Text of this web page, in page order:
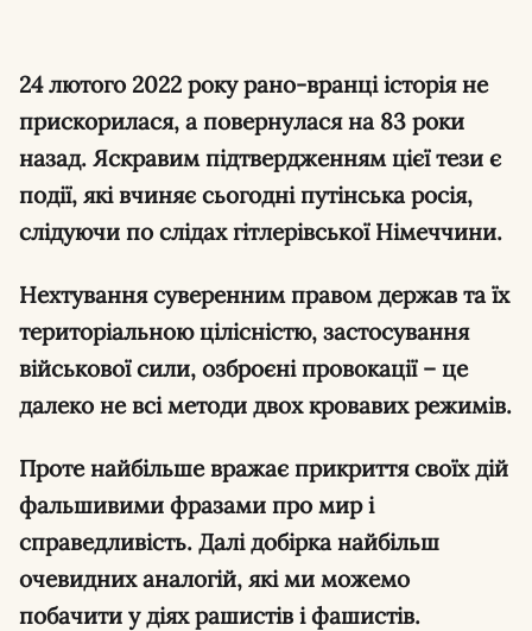
24 лютого 2022 року рано-вранці історія не
прискорилася, а повернулася на 83 роки
назад. Яскравим підтвердженням цієї тези є
події, які вчиняє сьогодні путінська росія,
слідуючи по слідах гітлерівської Німеччини.
Нехтування суверенним правом держав та їх
територіальною цілісністю, застосування
військової сили, озброєні провокації – це
далеко не всі методи двох кровавих режимів.
Проте найбільше вражає прикриття своїх дій
фальшивими фразами про мир і
справедливість. Далі добірка найбільш
очевидних аналогій, які ми можемо
побачити у діях рашистів і фашистів.